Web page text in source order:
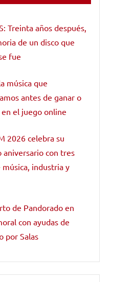
Treinta años después,
de un disco que
fue
música que
antes de ganar o
el juego online
2026 celebra su
aniversario con tres
música, industria y
de Pandorado en
con ayudas de
por Salas